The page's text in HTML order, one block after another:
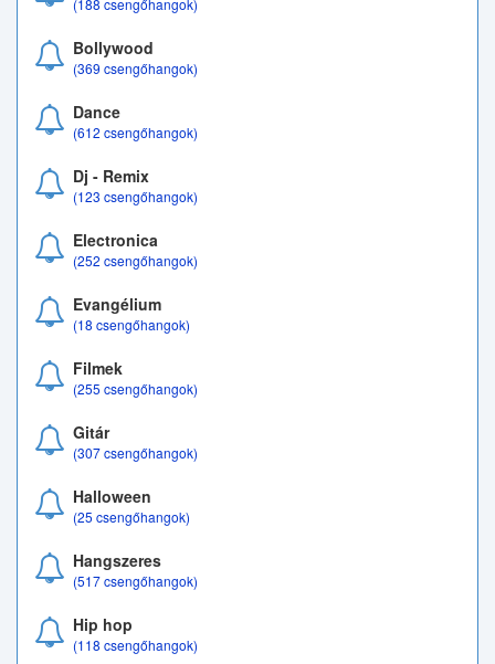
(188 csengőhangok)
Bollywood
(369 csengőhangok)
Dance
(612 csengőhangok)
Dj - Remix
(123 csengőhangok)
Electronica
(252 csengőhangok)
Evangélium
(18 csengőhangok)
Filmek
(255 csengőhangok)
Gitár
(307 csengőhangok)
Halloween
(25 csengőhangok)
Hangszeres
(517 csengőhangok)
Hip hop
(118 csengőhangok)